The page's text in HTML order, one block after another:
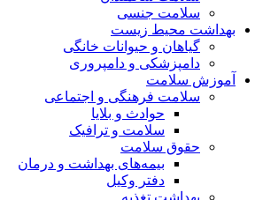
سلامت جنسی
بهداشت محیط زیست
گیاهان و حیوانات خانگی
دامپزشکی و دامپروری
آموزش سلامت
سلامت فرهنگی و اجتماعی
حوادث و بلایا
سلامت و ترافیک
حقوق سلامت
بیمه‌های بهداشت و درمان
دفتر وکیل